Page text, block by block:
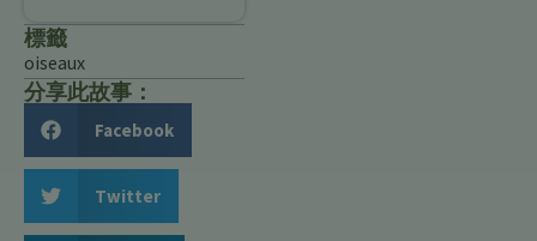
標籤
oiseaux
分享此故事：
Facebook
Twitter